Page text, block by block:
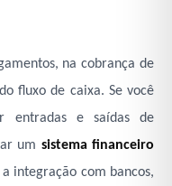
na cobrança de
fluxo de caixa. Se você
entradas e saídas de
um sistema financeiro
integração com bancos,